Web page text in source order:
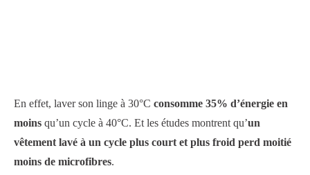
En effet, laver son linge à 30°C consomme 35% d’énergie en
moins qu’un cycle à 40°C. Et les études montrent qu’un
vêtement lavé à un cycle plus court et plus froid perd moitié
moins de microfibres.